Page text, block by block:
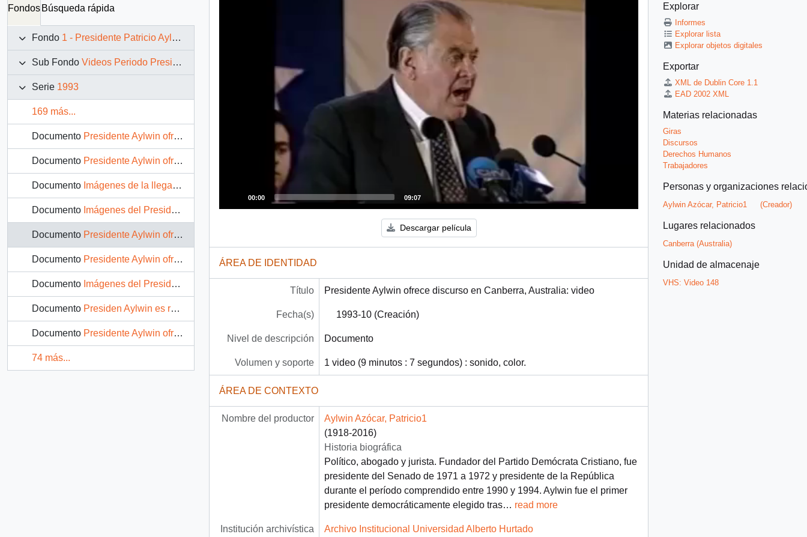
Fondos Búsqueda rápida
Fondo 1 - Presidente Patricio Aylwin Azócar (1990-1994)
Sub Fondo Videos Periodo Presidencial: 1990 – 1994
Serie 1993
169 más...
Documento Presidente Aylwin ofrece conferencia de prensa en gira por Nueva Zelanda: video
Documento Presidente Aylwin ofrece conferencia de Prensa en Nueva Zelanda: video
Documento Imágenes de la llegada del Presidente Aylwin al Buque Escuela Esmeralda en Auckland, Nueva Zelanda: video
Documento Imágenes del Presidente Aylwin en gura por Nueva Zelanda: video
Documento Presidente Aylwin ofrece discurso en Canberra, Australia: video
Documento Presidente Aylwin ofrece discurso en en Canberra: video
Documento Imágenes del Presidente Aylwin en el edificio del Parlamento Federal: video
Documento Presiden Aylwin es recibido en el Parlamento de Australia: video
Documento Presidente Aylwin ofrece discurso en el Parlamento Federal de Australia: video
74 más...
00:00 09:07
Descargar película
ÁREA DE IDENTIDAD
Título Presidente Aylwin ofrece discurso en Canberra, Australia: video
Fecha(s) 1993-10 (Creación)
Nivel de descripción Documento
Volumen y soporte 1 video (9 minutos : 7 segundos) : sonido, color.
ÁREA DE CONTEXTO
Nombre del productor
Aylwin Azócar, Patricio1
(1918-2016)
Historia biográfica
Político, abogado y jurista. Fundador del Partido Demócrata Cristiano, fue
presidente del Senado de 1971 a 1972 y presidente de la República
durante el período comprendido entre 1990 y 1994. Aylwin fue el primer
presidente democráticamente elegido tras… read more
Institución archivística Archivo Institucional Universidad Alberto Hurtado
Explorar
Informes
Explorar lista
Explorar objetos digitales
Exportar
XML de Dublin Core 1.1
EAD 2002 XML
Materias relacionadas
Giras
Discursos
Derechos Humanos
Trabajadores
Personas y organizaciones
Aylwin Azócar, Patricio1 (Creador)
Lugares relacionados
Canberra (Australia)
Unidad de almacenaje
VHS: Video 148